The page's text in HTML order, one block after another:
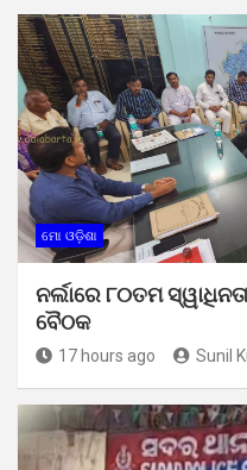
ମୋ ଓଡ଼ିଶା
ନର୍ଲାରେ ୮୦ତମ
ବୈଠକ
17 hours ago Sunil